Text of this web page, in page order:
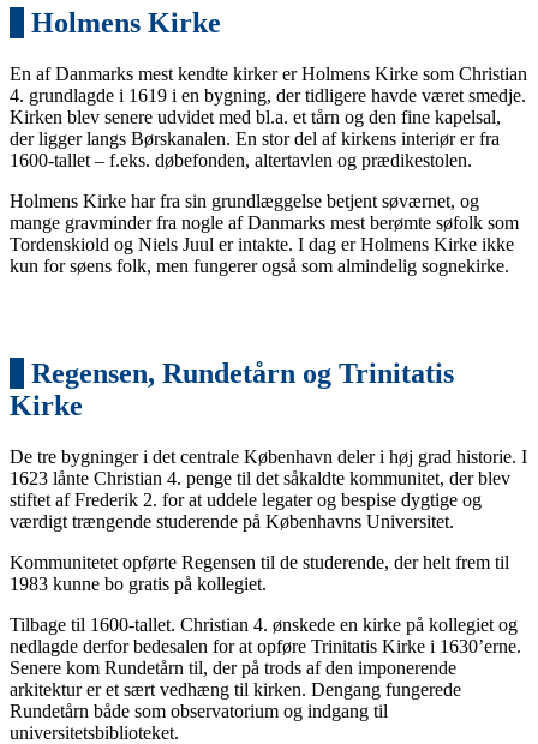
Holmens Kirke
En af Danmarks mest kendte kirker er Holmens Kirke som Christian
4. grundlagde i 1619 i en bygning, der tidligere havde været smedje.
Kirken blev senere udvidet med bl.a. et tårn og den fine kapelsal,
der ligger langs Børskanalen. En stor del af kirkens interiør er fra
1600-tallet – f.eks. døbefonden, altertavlen og prædikestolen.
Holmens Kirke har fra sin grundlæggelse betjent søværnet, og
mange gravminder fra nogle af Danmarks mest berømte søfolk som
Tordenskiold og Niels Juul er intakte. I dag er Holmens Kirke ikke
kun for søens folk, men fungerer også som almindelig sognekirke.
Regensen, Rundetårn og Trinitatis
Kirke
De tre bygninger i det centrale København deler i høj grad historie. I
1623 lånte Christian 4. penge til det såkaldte kommunitet, der blev
stiftet af Frederik 2. for at uddele legater og bespise dygtige og
værdigt trængende studerende på Københavns Universitet.
Kommunitetet opførte Regensen til de studerende, der helt frem til
1983 kunne bo gratis på kollegiet.
Tilbage til 1600-tallet. Christian 4. ønskede en kirke på kollegiet og
nedlagde derfor bedesalen for at opføre Trinitatis Kirke i 1630’erne.
Senere kom Rundetårn til, der på trods af den imponerende
arkitektur er et sært vedhæng til kirken. Dengang fungerede
Rundetårn både som observatorium og indgang til
universitetsbiblioteket.